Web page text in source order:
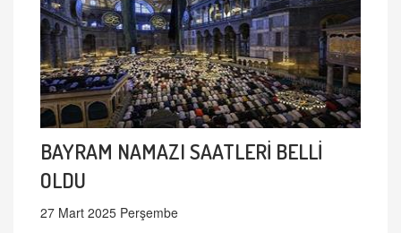
BAYRAM NAMAZI SAATLERİ BELLİ
OLDU
27 Mart 2025 Perşembe